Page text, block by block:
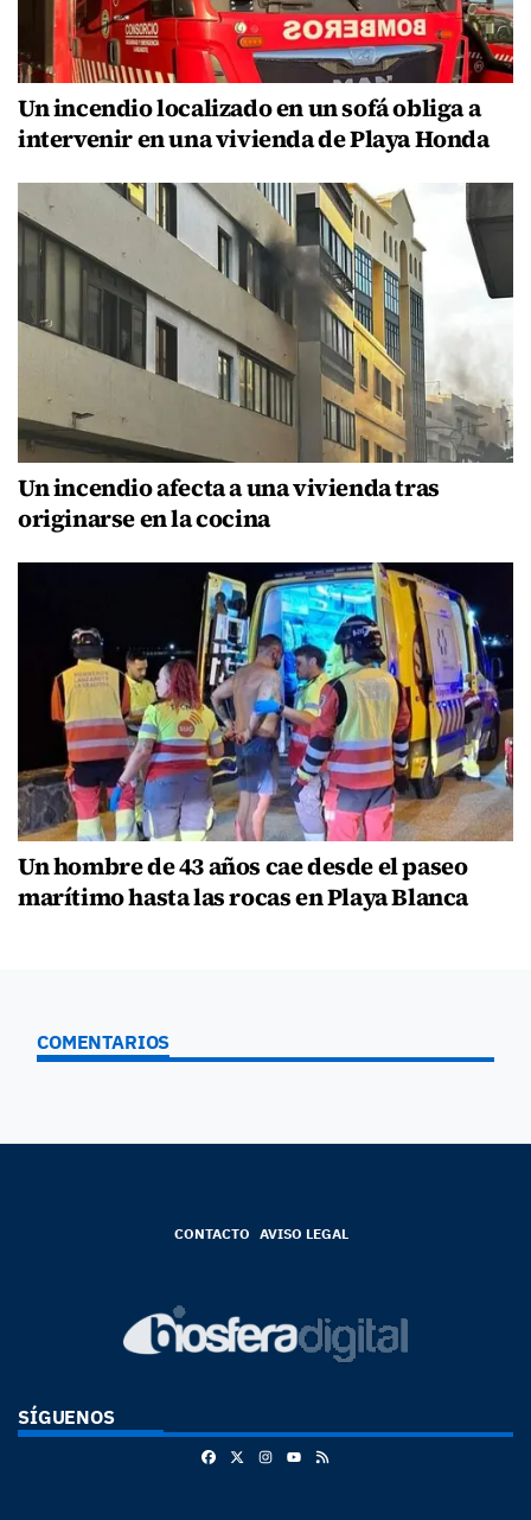
Un incendio localizado en un sofá obliga a
intervenir en una vivienda de Playa Honda
Un incendio afecta a una vivienda tras
originarse en la cocina
Un hombre de 43 años cae desde el paseo
marítimo hasta las rocas en Playa Blanca
COMENTARIOS
CONTACTO AVISO LEGAL
SÍGUENOS
FacebookInstagram